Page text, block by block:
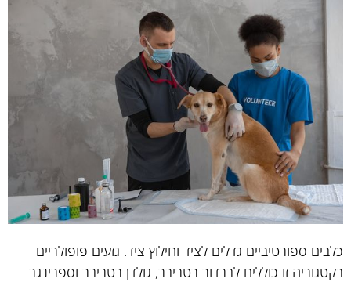
כלבים ספורטיביים גדלים לציד וחילוץ ציד. גזעים פופולריים
בקטגוריה זו כוללים לברדור רטריבר, גולדן רטריבר וספרינגר